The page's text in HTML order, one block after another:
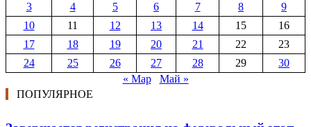
3
4 5 6 7 8
9
10
11 12 13 14 15
16
17
18 19 20 21 22
23
24
25 26 27 28 29
30
« Мар
Май »
ПОПУЛЯРНОЕ